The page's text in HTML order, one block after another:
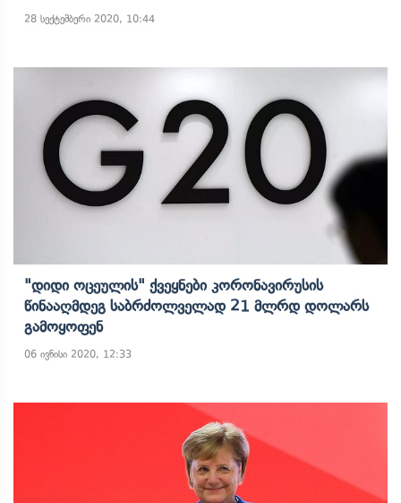
28 სექტემბერი 2020, 10:44
"დიდი Ოცეულის" Ქვეყნები Კორონავირუსის
Წინააღმდეგ Საბრძოლველად 21 Მლრდ Დოლარს
Გამოყოფენ
06 ივნისი 2020, 12:33